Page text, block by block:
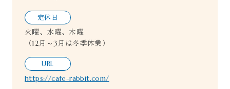
定休日
火曜、水曜、木曜
（12月～3月は冬季休業）
URL
https://cafe-rabbit.com/